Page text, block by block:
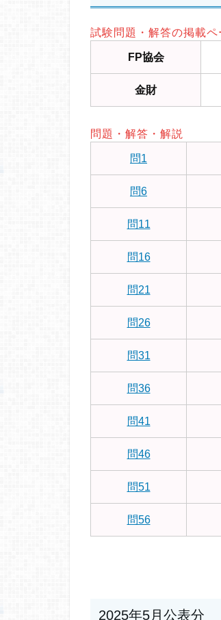
試験問題・解答の掲載ペ
FP協会
金財
問題・解答・解説
問1
問6
問11
問16
問21
問26
問31
問36
問41
問46
問51
問56
2025年5月公表分